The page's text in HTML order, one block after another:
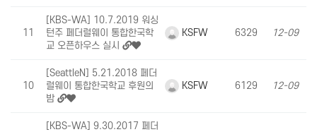
11
[KBS-WA] 10.7.2019 워싱
턴주 페더럴웨이 통합한국학
교 오픈하우스 실시
KSFW 6329 12-09
10
[SeattleN] 5.21.2018 페더
럴웨이 통합한국학교 후원의
밤
KSFW 6129 12-09
[KBS-WA] 9.30.2017 페더